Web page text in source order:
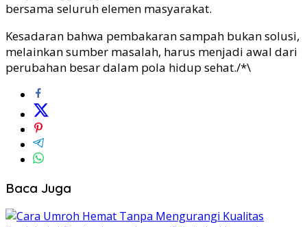
bersama seluruh elemen masyarakat.
Kesadaran bahwa pembakaran sampah bukan solusi,
melainkan sumber masalah, harus menjadi awal dari
perubahan besar dalam pola hidup sehat./*\
Baca Juga